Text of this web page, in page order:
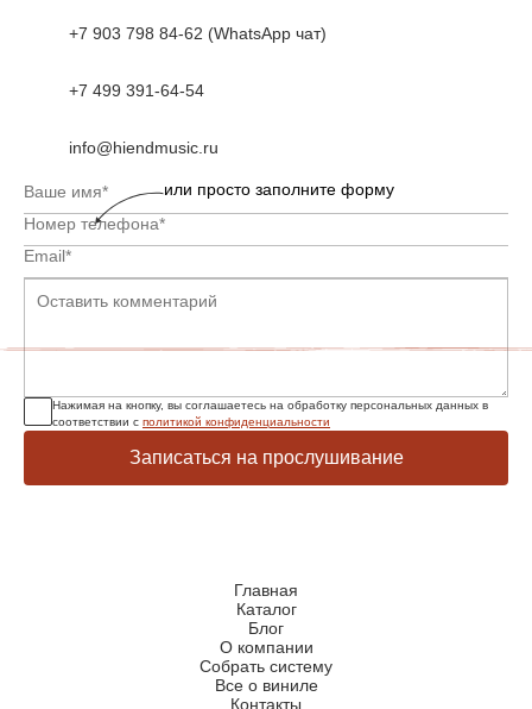
+7 903 798 84-62 (WhatsApp чат)
+7 499 391-64-54
info@hiendmusic.ru
Нажимая на кнопку, вы соглашаетесь на обработку персональных данных в
соответствии с политикой конфиденциальности
Записаться на прослушивание
или просто заполните форму
Главная
Каталог
Блог
О компании
Собрать систему
Все о виниле
Контакты